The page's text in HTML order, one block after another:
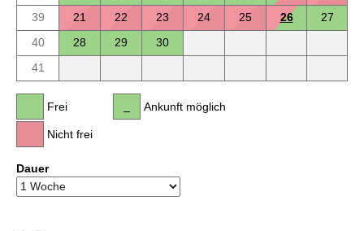
39
21 22 23 24 25 26
27
40
28 29
30
41
Frei
Nicht frei
Ankunft möglich
Dauer